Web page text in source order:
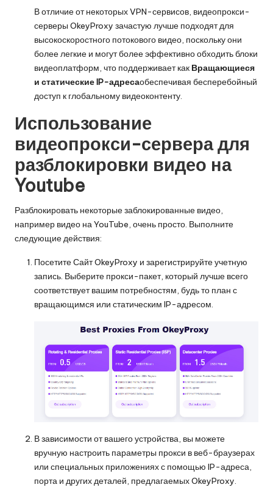
В отличие от некоторых VPN-сервисов, видеопрокси-
серверы OkeyProxy зачастую лучше подходят для
высокоскоростного потокового видео, поскольку они
более легкие и могут более эффективно обходить блоки
видеоплатформ, что поддерживает как Вращающиеся
и статические IP-адресаобеспечивая бесперебойный
доступ к глобальному видеоконтенту.
Использование
видеопрокси-сервера для
разблокировки видео на
Youtube
Разблокировать некоторые заблокированные видео,
например видео на YouTube, очень просто. Выполните
следующие действия:
ПосетитеСайт OkeyProxy и зарегистрируйте учетную
запись. Выберите прокси-пакет, который лучше всего
соответствует вашим потребностям, будь то план с
вращающимся или статическим IP-адресом.
В зависимости от вашего устройства, вы можете
вручную настроить параметры прокси в веб-браузерах
или специальных приложениях с помощью IP-адреса,
порта и других деталей, предлагаемых OkeyProxy.